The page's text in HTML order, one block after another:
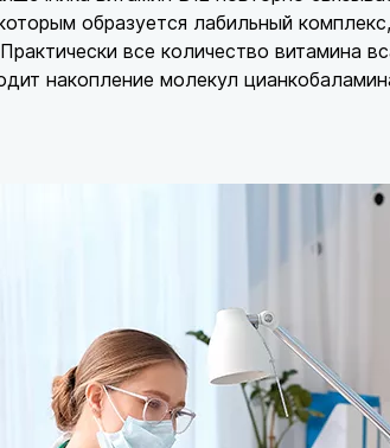
образуется лабильный
все количество витамина
накопление молекул